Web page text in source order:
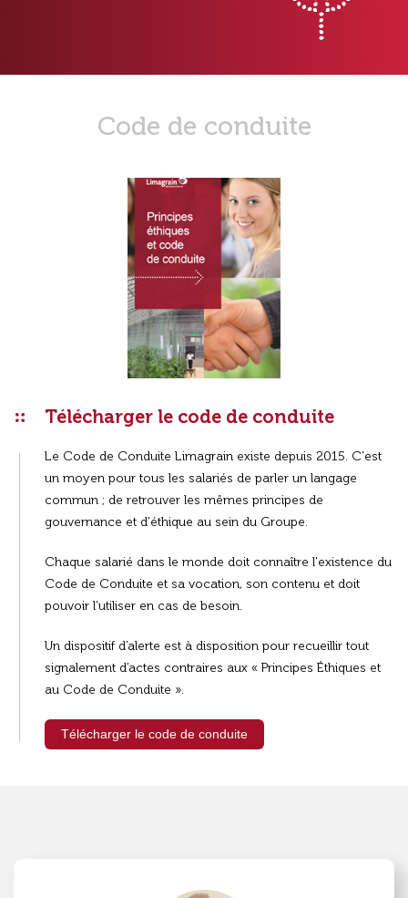
Code de conduite
Télécharger le code de conduite
Le Code de Conduite Limagrain existe depuis 2015. C'est
un moyen pour tous les salariés de parler un langage
commun ; de retrouver les mêmes principes de
gouvernance et d'éthique au sein du Groupe.
Chaque salarié dans le monde doit connaître l'existence du
Code de Conduite et sa vocation, son contenu et doit
pouvoir l'utiliser en cas de besoin.
Un dispositif d’alerte est à disposition pour recueillir tout
signalement d’actes contraires aux « Principes Éthiques et
au Code de Conduite ».
Télécharger le code de conduite